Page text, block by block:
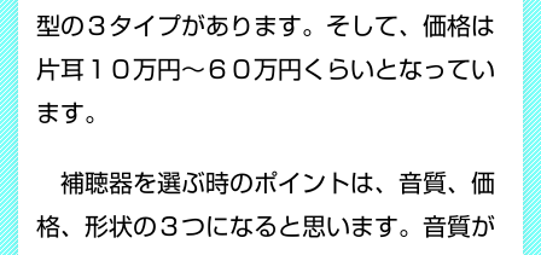
型の３タイプがあります。そして、価格は
片耳１０万円～６０万円くらいとなってい
ます。
補聴器を選ぶ時のポイントは、音質、価
格、形状の３つになると思います。音質が